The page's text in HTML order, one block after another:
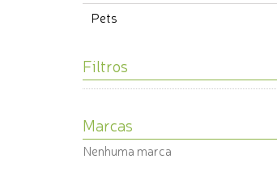
Pets
Filtros
Marcas
Nenhuma marca